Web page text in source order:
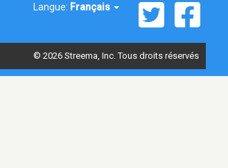
Langue: Français
© 2026 Streema, Inc. Tous droits réservés